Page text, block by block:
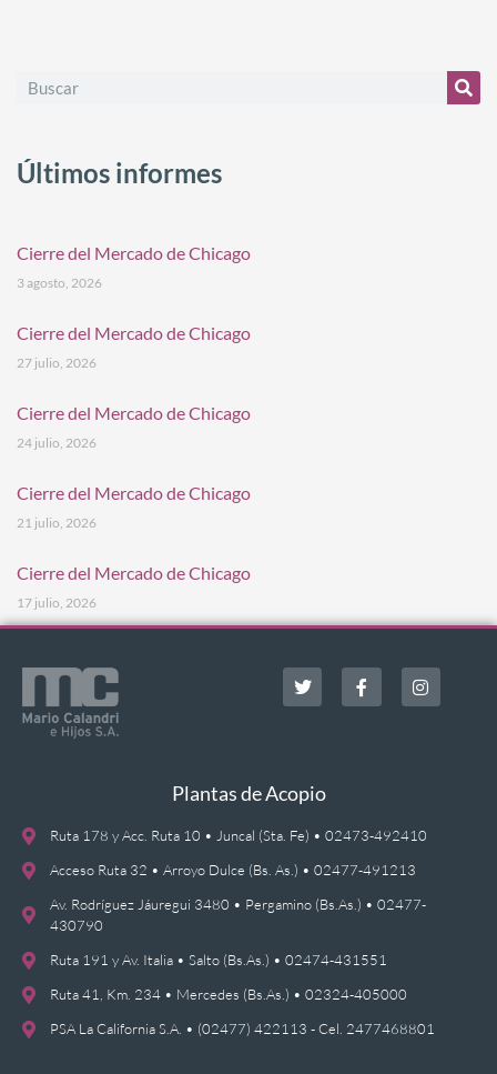
Últimos informes
Cierre del Mercado de Chicago
3 agosto, 2026
Cierre del Mercado de Chicago
27 julio, 2026
Cierre del Mercado de Chicago
24 julio, 2026
Cierre del Mercado de Chicago
21 julio, 2026
Cierre del Mercado de Chicago
17 julio, 2026
Plantas de Acopio
Ruta 178 y Acc. Ruta 10 • Juncal (Sta. Fe) • 02473-492410
Acceso Ruta 32 • Arroyo Dulce (Bs. As.) • 02477-491213
Av. Rodríguez Jáuregui 3480 • Pergamino (Bs.As.) • 02477-
430790
Ruta 191 y Av. Italia • Salto (Bs.As.) • 02474-431551
Ruta 41, Km. 234 • Mercedes (Bs.As.) • 02324-405000
PSA La California S.A. • (02477) 422113 - Cel. 2477468801